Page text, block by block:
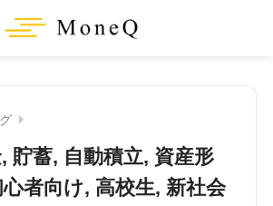
, 貯蓄, 自動積立, 資産形
者向け, 高校生, 新社会